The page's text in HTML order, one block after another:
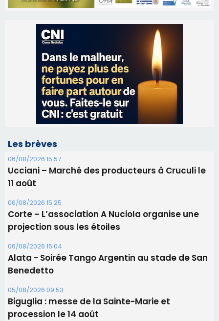
Les brèves
06/08/2026 15:57
Ucciani – Marché des producteurs à Cruculi le
11 août
06/08/2026 15:25
Corte – L’association A Nuciola organise une
projection sous les étoiles
06/08/2026 15:04
Alata - Soirée Tango Argentin au stade de San
Benedetto
05/08/2026 09:53
Biguglia : messe de la Sainte-Marie et
procession le 14 août